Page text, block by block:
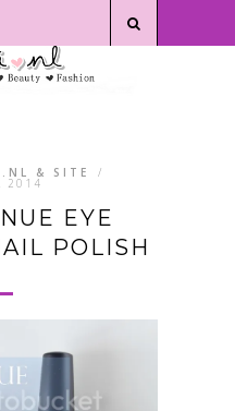
& SITE /
2014
EYE
POLISH